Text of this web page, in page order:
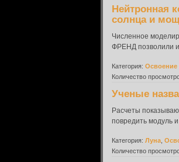
Нейтронная
солнца и
Численное
ФРЕНД позволили
Категория: Освоение
Количество
Ученые
Расчеты
повредить модуль
Категория: Луна
Количество